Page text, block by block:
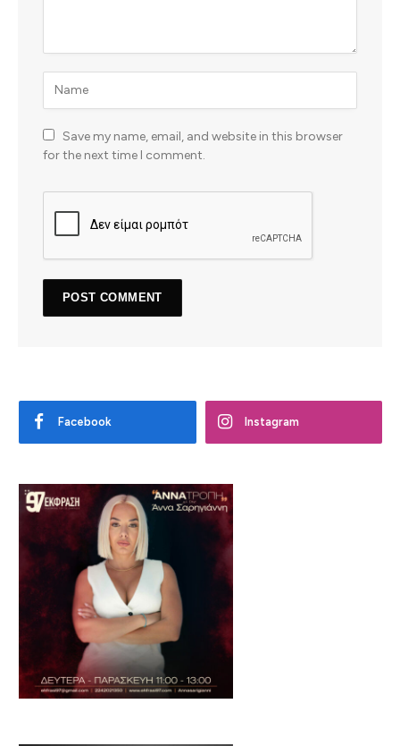
Save my name, email, and website in this browser
for the next time I comment.
Facebook Instagram